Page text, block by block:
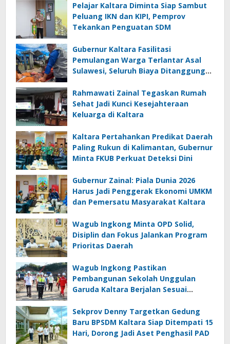
Pelajar Kaltara Diminta Siap Sambut
Peluang IKN dan KIPI, Pemprov
Tekankan Penguatan SDM
Gubernur Kaltara Fasilitasi
Pemulangan Warga Terlantar Asal
Sulawesi, Seluruh Biaya Ditanggung
Rahmawati Zainal Tegaskan Rumah
Sehat Jadi Kunci Kesejahteraan
Keluarga di Kaltara
Kaltara Pertahankan Predikat Daerah
Paling Rukun di Kalimantan, Gubernur
Minta FKUB Perkuat Deteksi Dini
Gubernur Zainal: Piala Dunia 2026
Harus Jadi Penggerak Ekonomi UMKM
dan Pemersatu Masyarakat Kaltara
Wagub Ingkong Minta OPD Solid,
Disiplin dan Fokus Jalankan Program
Prioritas Daerah
Wagub Ingkong Pastikan
Pembangunan Sekolah Unggulan
Garuda Kaltara Berjalan Sesuai
Sekprov Denny Targetkan Gedung
Baru BPSDM Kaltara Siap Ditempati 15
Hari, Dorong Jadi Aset Penghasil PAD